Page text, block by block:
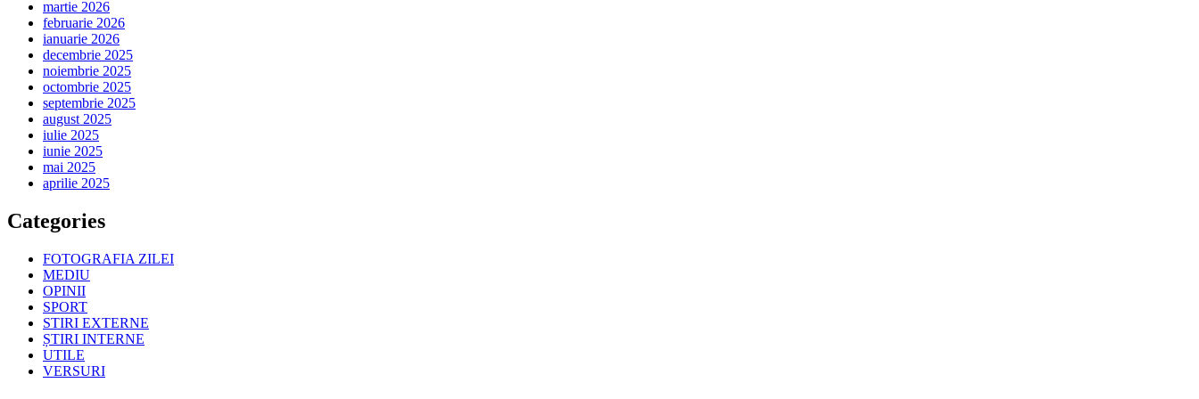
martie 2026
februarie 2026
ianuarie 2026
decembrie 2025
noiembrie 2025
octombrie 2025
septembrie 2025
august 2025
iulie 2025
iunie 2025
mai 2025
aprilie 2025
Categories
FOTOGRAFIA ZILEI
MEDIU
OPINII
SPORT
STIRI EXTERNE
ȘTIRI INTERNE
UTILE
VERSURI